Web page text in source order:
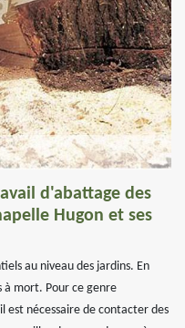
d'abattage des
Hugon et ses
au niveau des jardins. En
à mort. Pour ce genre
nécessaire de contacter des